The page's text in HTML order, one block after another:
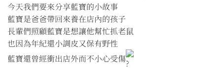
今天我們要來分享藍寶的小故事
藍寶是爸爸帶回來養在店內的孩子
長輩們照顧藍寶是想讓他幫忙抓老鼠
也因為年紀還小調皮又保有野性
藍寶還曾經衝出店外而不小心受傷